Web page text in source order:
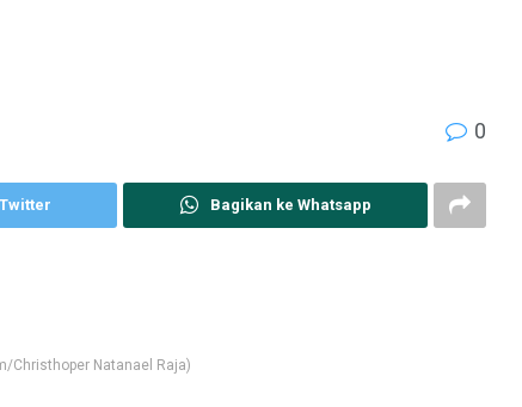
0
Bagikan ke Whatsapp
Christhoper Natanael Raja)